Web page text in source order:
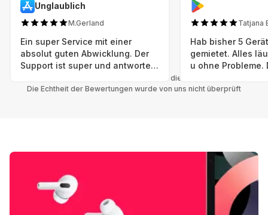
Unglaublich
M.Gerland
Ein super Service mit einer
absolut guten Abwicklung. Der
Support ist super und antworte
Tatjana
Hab bisher 5
gemietet. Alles
u ohne Probleme.
einwandfreien
Nachhaltig u wer
mal wieder ein
hat (Xbox,
Smartphone etc),
Grover nur
Alle Bewertungen beziehen sich auf die Grover App.
Die Echtheit der Bewertungen wurde von uns nicht überprüft